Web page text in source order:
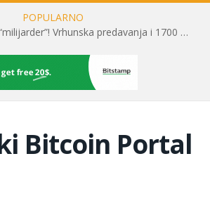
POPULARNO
Toni Milun postao “milijarder”! Vrhunska predavanja i 1700 posjetitelja obilježili su mjesec financijske pismenosti
Bitcoin Portal